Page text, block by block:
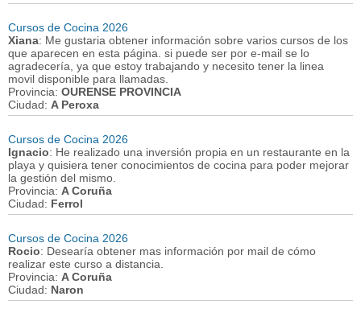
Cursos de Cocina 2026
Xiana: Me gustaria obtener información sobre varios cursos de los
que aparecen en esta página. si puede ser por e-mail se lo
agradecería, ya que estoy trabajando y necesito tener la linea
movil disponible para llamadas.
Provincia: OURENSE PROVINCIA
Ciudad: A Peroxa
Cursos de Cocina 2026
Ignacio: He realizado una inversión propia en un restaurante en la
playa y quisiera tener conocimientos de cocina para poder mejorar
la gestión del mismo.
Provincia: A Coruña
Ciudad: Ferrol
Cursos de Cocina 2026
Rocio: Desearía obtener mas información por mail de cómo
realizar este curso a distancia.
Provincia: A Coruña
Ciudad: Naron